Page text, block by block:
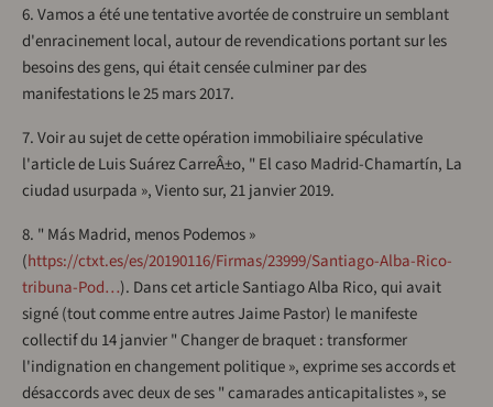
6. Vamos a été une tentative avortée de construire un semblant
d'enracinement local, autour de revendications portant sur les
besoins des gens, qui était censée culminer par des
manifestations le 25 mars 2017.
7. Voir au sujet de cette opération immobiliaire spéculative
l'article de Luis Suárez CarreÂ±o, " El caso Madrid-Chamartín, La
ciudad usurpada », Viento sur, 21 janvier 2019.
8. " Más Madrid, menos Podemos »
(https://ctxt.es/es/20190116/Firmas/23999/Santiago-Alba-Rico-
tribuna-Pod…). Dans cet article Santiago Alba Rico, qui avait
signé (tout comme entre autres Jaime Pastor) le manifeste
collectif du 14 janvier " Changer de braquet : transformer
l'indignation en changement politique », exprime ses accords et
désaccords avec deux de ses " camarades anticapitalistes », se